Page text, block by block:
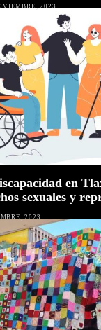
2023
en
sexuales y
2023